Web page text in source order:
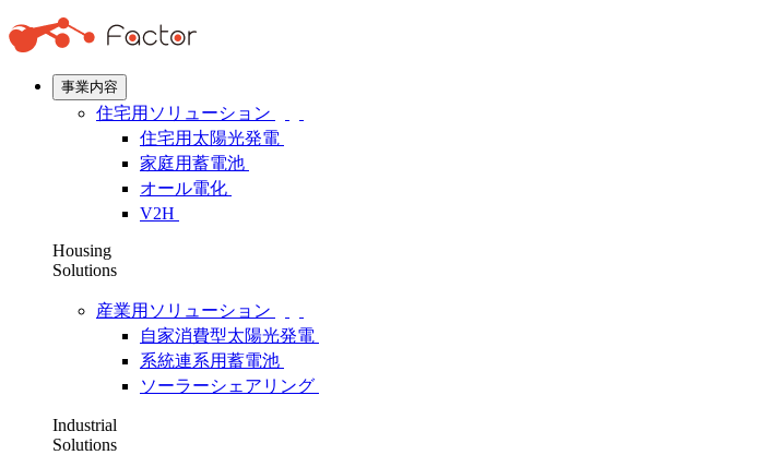
事業内容
住宅用ソリューション
住宅用太陽光発電
家庭用蓄電池
オール電化
V2H
Housing
Solutions
産業用ソリューション
自家消費型太陽光発電
系統連系用蓄電池
ソーラーシェアリング
Industrial
Solutions